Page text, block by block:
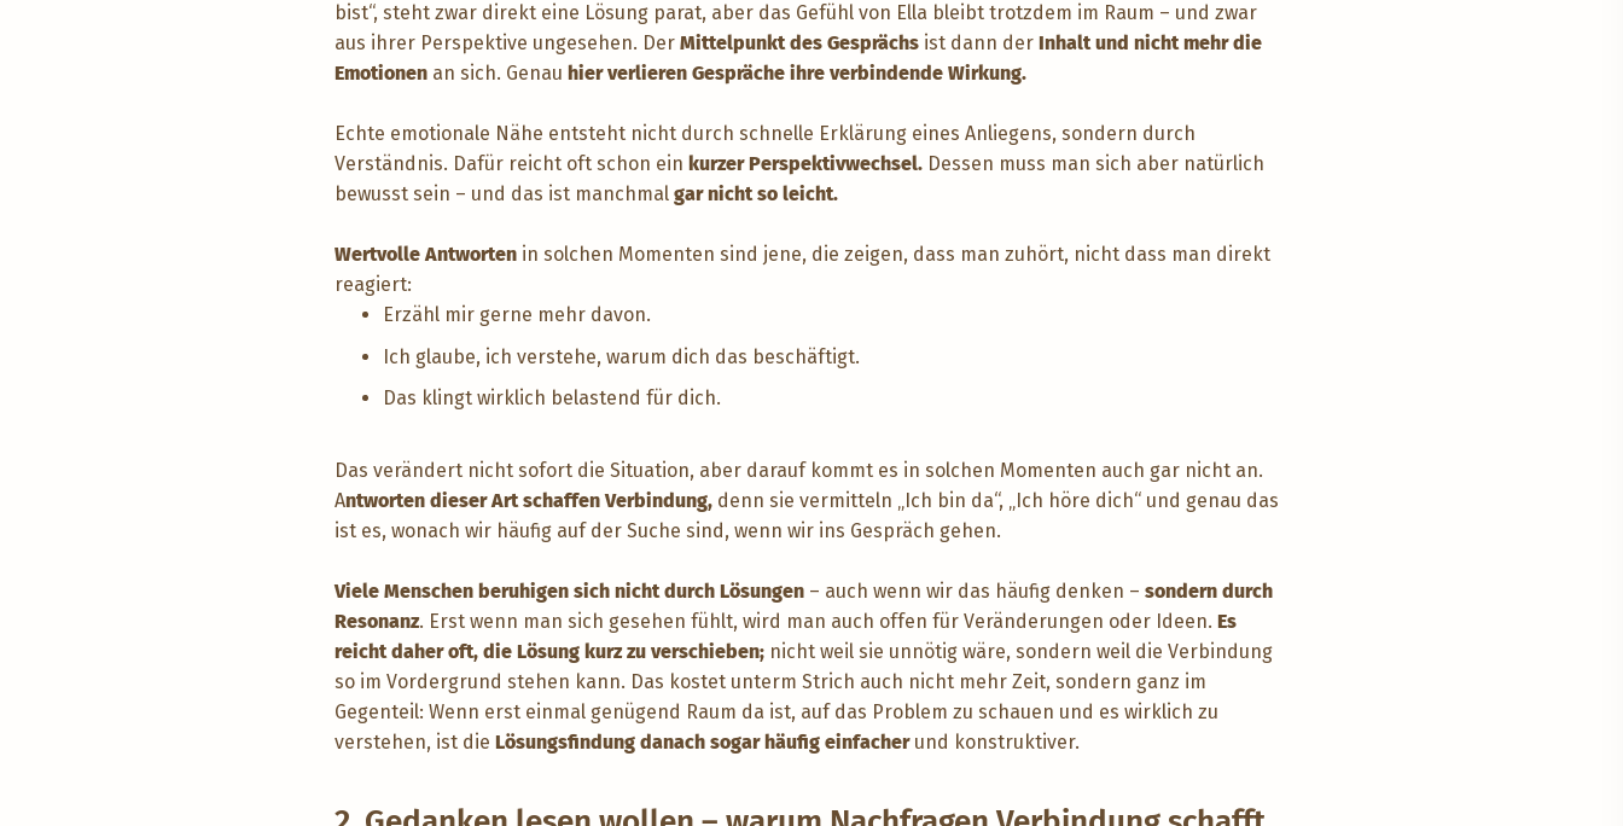
bist“, steht zwar direkt eine Lösung parat, aber das Gefühl von Ella bleibt trotzdem im Raum – und zwar
aus ihrer Perspektive ungesehen. Der Mittelpunkt des Gesprächs ist dann der Inhalt und nicht mehr die
Emotionen an sich. Genau hier verlieren Gespräche ihre verbindende Wirkung.
Echte emotionale Nähe entsteht nicht durch schnelle Erklärung eines Anliegens, sondern durch
Verständnis. Dafür reicht oft schon ein kurzer Perspektivwechsel. Dessen muss man sich aber natürlich
bewusst sein – und das ist manchmal gar nicht so leicht.
Wertvolle Antworten in solchen Momenten sind jene, die zeigen, dass man zuhört, nicht dass man direkt
reagiert:
Erzähl mir gerne mehr davon.
Ich glaube, ich verstehe, warum dich das beschäftigt.
Das klingt wirklich belastend für dich.
Das verändert nicht sofort die Situation, aber darauf kommt es in solchen Momenten auch gar nicht an.
Antworten dieser Art schaffen Verbindung, denn sie vermitteln „Ich bin da“, „Ich höre dich“ und genau das
ist es, wonach wir häufig auf der Suche sind, wenn wir ins Gespräch gehen.
Viele Menschen beruhigen sich nicht durch Lösungen – auch wenn wir das häufig denken – sondern durch
Resonanz. Erst wenn man sich gesehen fühlt, wird man auch offen für Veränderungen oder Ideen. Es
reicht daher oft, die Lösung kurz zu verschieben; nicht weil sie unnötig wäre, sondern weil die Verbindung
so im Vordergrund stehen kann. Das kostet unterm Strich auch nicht mehr Zeit, sondern ganz im
Gegenteil: Wenn erst einmal genügend Raum da ist, auf das Problem zu schauen und es wirklich zu
verstehen, ist die Lösungsfindung danach sogar häufig einfacherund konstruktiver.